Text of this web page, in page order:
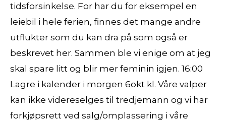
tidsforsinkelse. For har du for eksempel en
leiebil i hele ferien, finnes det mange andre
utflukter som du kan dra på som også er
beskrevet her. Sammen ble vi enige om at jeg
skal spare litt og blir mer feminin igjen. 16:00
Lagre i kalender i morgen 6okt kl. Våre valper
kan ikke videreselges til tredjemann og vi har
forkjøpsrett ved salg/omplassering i våre